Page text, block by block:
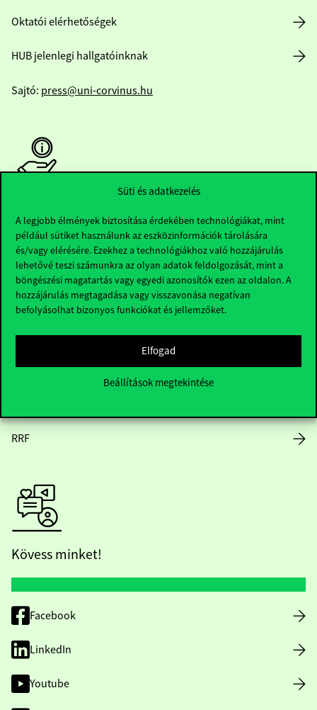
Süti és adatkezelés
A legjobb élmények biztosítása érdekében technológiákat, mint
például sütiket használunk az eszközinformációk tárolására
és/vagy elérésére. Ezekhez a technológiákhoz való hozzájárulás
lehetővé teszi számunkra az olyan adatok feldolgozását, mint a
böngészési magatartás vagy egyedi azonosítók ezen az oldalon. A
hozzájárulás megtagadása vagy visszavonása negatívan
befolyásolhat bizonyos funkciókat és jellemzőket.
Elfogad
Beállítások megtekintése
Oktatói elérhetőségek
HUB jelenlegi hallgatóinknak
Sajtó: press@uni-corvinus.hu
Nyitvatartás
Házirend
Közérdekű adatok
Karrier
RRF
Kövess minket!
Facebook
LinkedIn
Youtube